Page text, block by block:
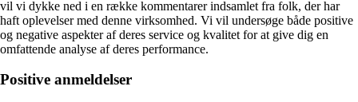
vil vi dykke ned i en række kommentarer indsamlet fra folk, der har
haft oplevelser med denne virksomhed. Vi vil undersøge både positive
og negative aspekter af deres service og kvalitet for at give dig en
omfattende analyse af deres performance.
Positive anmeldelser